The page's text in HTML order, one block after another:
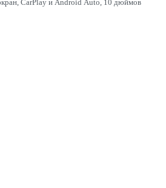
CarPlay и Android Auto, 10 дюймов